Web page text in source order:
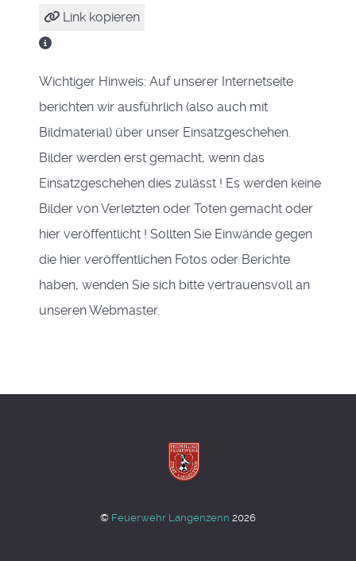
Link kopieren
Wichtiger Hinweis: Auf unserer Internetseite
berichten wir ausführlich (also auch mit
Bildmaterial) über unser Einsatzgeschehen.
Bilder werden erst gemacht, wenn das
Einsatzgeschehen dies zulässt ! Es werden keine
Bilder von Verletzten oder Toten gemacht oder
hier veröffentlicht ! Sollten Sie Einwände gegen
die hier veröffentlichen Fotos oder Berichte
haben, wenden Sie sich bitte vertrauensvoll an
unseren Webmaster.
© Feuerwehr Langenzenn 2026